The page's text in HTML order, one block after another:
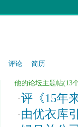
评论 简历
他的论坛主题帖(13
·评《15年
·由优衣库